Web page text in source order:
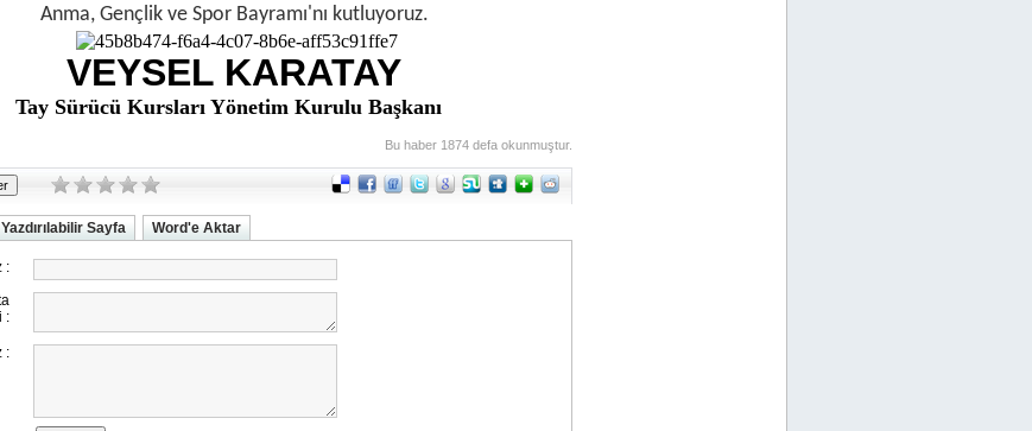
Anma, Gençlik ve Spor Bayramı'nı kutluyoruz.
VEYSEL KARATAY
Tay Sürücü Kursları Yönetim Kurulu Başkanı
Bu haber 1874 defa okunmuştur.
Yazdırılabilir Sayfa Word'e Aktar